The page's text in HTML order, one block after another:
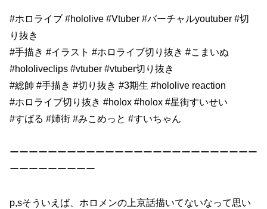
#ホロライブ #hololive #Vtuber #バーチャルyoutuber #切
り抜き
#手描き #イラスト #ホロライブ切り抜き #こまいぬ
#hololiveclips #vtuber #vtuber切り抜き
#総帥 #手描き #切り抜き #3期生 #hololive reaction
#ホロライブ切り抜き #holox #holox #星街すいせい
#すばる #姉街 #みこめっと #すいちゃん
ーーーーーーーーーーーーーーーーーーーーーーーーーー
ーーーーーーーーー
p,sそういえば、ホロメンの上京話描いてないなって思い